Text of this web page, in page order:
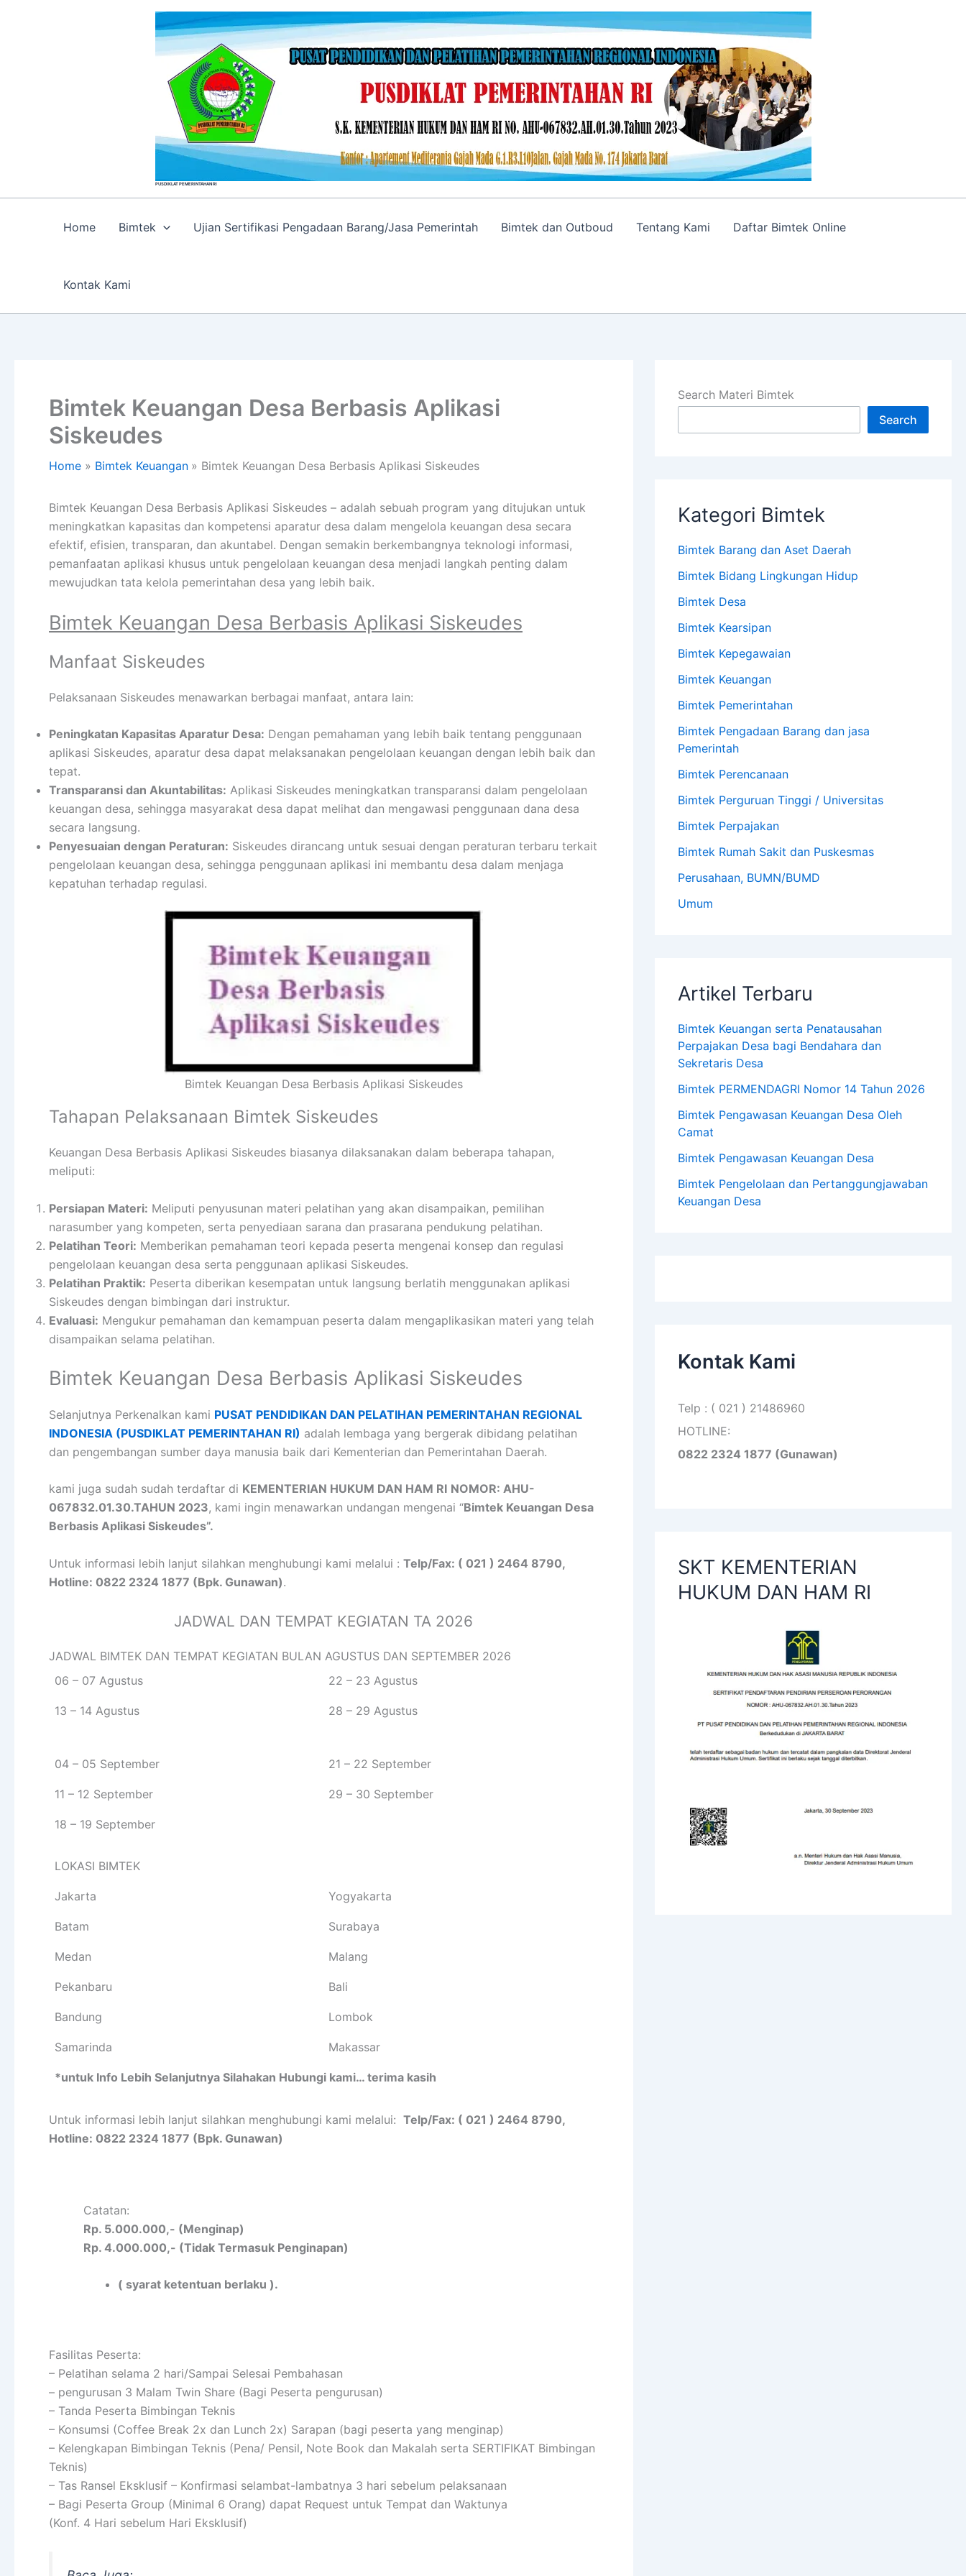
PUSDIKLAT PEMERINTAHAN RI
Home Bimtek Ujian Sertifikasi Pengadaan Barang/Jasa Pemerintah Bimtek dan Outboud Tentang Kami Daftar Bimtek Online
Kontak Kami
Bimtek Keuangan Desa Berbasis Aplikasi
Siskeudes
Home Bimtek Keuangan Bimtek Keuangan Desa Berbasis Aplikasi Siskeudes
Bimtek Keuangan Desa Berbasis Aplikasi Siskeudes – adalah sebuah program yang ditujukan untuk
meningkatkan kapasitas dan kompetensi aparatur desa dalam mengelola keuangan desa secara
efektif, efisien, transparan, dan akuntabel. Dengan semakin berkembangnya teknologi informasi,
pemanfaatan aplikasi khusus untuk pengelolaan keuangan desa menjadi langkah penting dalam
mewujudkan tata kelola pemerintahan desa yang lebih baik.
Bimtek Keuangan Desa Berbasis Aplikasi Siskeudes
Manfaat Siskeudes
Pelaksanaan Siskeudes menawarkan berbagai manfaat, antara lain:
Peningkatan Kapasitas Aparatur Desa: Dengan pemahaman yang lebih baik tentang penggunaan
aplikasi Siskeudes, aparatur desa dapat melaksanakan pengelolaan keuangan dengan lebih baik dan
tepat.
Transparansi dan Akuntabilitas: Aplikasi Siskeudes meningkatkan transparansi dalam pengelolaan
keuangan desa, sehingga masyarakat desa dapat melihat dan mengawasi penggunaan dana desa
secara langsung.
Penyesuaian dengan Peraturan: Siskeudes dirancang untuk sesuai dengan peraturan terbaru terkait
pengelolaan keuangan desa, sehingga penggunaan aplikasi ini membantu desa dalam menjaga
kepatuhan terhadap regulasi.
Bimtek Keuangan Desa Berbasis Aplikasi Siskeudes
Tahapan Pelaksanaan Bimtek Siskeudes
Keuangan Desa Berbasis Aplikasi Siskeudes biasanya dilaksanakan dalam beberapa tahapan,
meliputi:
Persiapan Materi: Meliputi penyusunan materi pelatihan yang akan disampaikan, pemilihan
narasumber yang kompeten, serta penyediaan sarana dan prasarana pendukung pelatihan.
Pelatihan Teori: Memberikan pemahaman teori kepada peserta mengenai konsep dan regulasi
pengelolaan keuangan desa serta penggunaan aplikasi Siskeudes.
Pelatihan Praktik: Peserta diberikan kesempatan untuk langsung berlatih menggunakan aplikasi
Siskeudes dengan bimbingan dari instruktur.
Evaluasi: Mengukur pemahaman dan kemampuan peserta dalam mengaplikasikan materi yang telah
disampaikan selama pelatihan.
Bimtek Keuangan Desa Berbasis Aplikasi Siskeudes
Selanjutnya Perkenalkan kami PUSAT PENDIDIKAN DAN PELATIHAN PEMERINTAHAN REGIONAL
INDONESIA (PUSDIKLAT PEMERINTAHAN RI) adalah lembaga yang bergerak dibidang pelatihan
dan pengembangan sumber daya manusia baik dari Kementerian dan Pemerintahan Daerah.
kami juga sudah sudah terdaftar di KEMENTERIAN HUKUM DAN HAM RI NOMOR: AHU-
067832.01.30.TAHUN 2023, kami ingin menawarkan undangan mengenai “Bimtek Keuangan Desa
Berbasis Aplikasi Siskeudes”.
Untuk informasi lebih lanjut silahkan menghubungi kami melalui : Telp/Fax: ( 021 ) 2464 8790,
Hotline: 0822 2324 1877 (Bpk. Gunawan).
JADWAL DAN TEMPAT KEGIATAN TA 2026
JADWAL BIMTEK DAN TEMPAT KEGIATAN BULAN AGUSTUS DAN SEPTEMBER 2026
06 – 07 Agustus
22 – 23 Agustus
13 – 14 Agustus 28 – 29 Agustus
04 – 05 September 21 – 22 September
11 – 12 September 29 – 30 September
18 – 19 September
LOKASI BIMTEK
Jakarta Yogyakarta
Batam Surabaya
Medan Malang
Pekanbaru Bali
Bandung Lombok
Samarinda Makassar
*untuk Info Lebih Selanjutnya Silahakan Hubungi kami… terima kasih
Untuk informasi lebih lanjut silahkan menghubungi kami melalui: Telp/Fax: ( 021 ) 2464 8790,
Hotline: 0822 2324 1877 (Bpk. Gunawan)
Catatan:
Rp. 5.000.000,- (Menginap)
Rp. 4.000.000,- (Tidak Termasuk Penginapan)
( syarat ketentuan berlaku ).
Fasilitas Peserta:
– Pelatihan selama 2 hari/Sampai Selesai Pembahasan
– pengurusan 3 Malam Twin Share (Bagi Peserta pengurusan)
– Tanda Peserta Bimbingan Teknis
– Konsumsi (Coffee Break 2x dan Lunch 2x) Sarapan (bagi peserta yang menginap)
– Kelengkapan Bimbingan Teknis (Pena/ Pensil, Note Book dan Makalah serta SERTIFIKAT Bimbingan
Teknis)
– Tas Ransel Eksklusif – Konfirmasi selambat-lambatnya 3 hari sebelum pelaksanaan
– Bagi Peserta Group (Minimal 6 Orang) dapat Request untuk Tempat dan Waktunya
(Konf. 4 Hari sebelum Hari Eksklusif)
Search Materi Bimtek
Search
Kategori Bimtek
Bimtek Barang dan Aset Daerah
Bimtek Bidang Lingkungan Hidup
Bimtek Desa
Bimtek Kearsipan
Bimtek Kepegawaian
Bimtek Keuangan
Bimtek Pemerintahan
Bimtek Pengadaan Barang dan jasa
Pemerintah
Bimtek Perencanaan
Bimtek Perguruan Tinggi / Universitas
Bimtek Perpajakan
Bimtek Rumah Sakit dan Puskesmas
Perusahaan, BUMN/BUMD
Umum
Artikel Terbaru
Bimtek Keuangan serta Penatausahan
Perpajakan Desa bagi Bendahara dan
Sekretaris Desa
Bimtek PERMENDAGRI Nomor 14 Tahun 2026
Bimtek Pengawasan Keuangan Desa Oleh
Camat
Bimtek Pengawasan Keuangan Desa
Bimtek Pengelolaan dan Pertanggungjawaban
Keuangan Desa
Kontak Kami
Telp : ( 021 ) 21486960
HOTLINE:
0822 2324 1877 (Gunawan)
SKT KEMENTERIAN
HUKUM DAN HAM RI